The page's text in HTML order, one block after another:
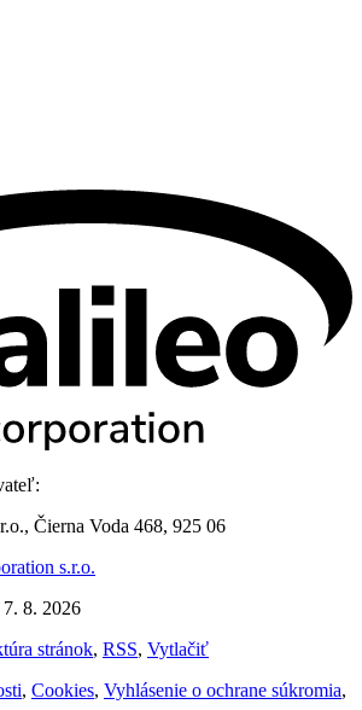
Čierna Voda 468, 925 06
s.r.o.
7. 8. 2026
stránok, RSS, Vytlačiť
, Cookies, Vyhlásenie o ochrane súkromia,